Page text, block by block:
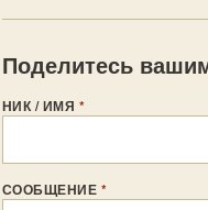
Поделитесь
НИК / ИМЯ *
СООБЩЕНИЕ *